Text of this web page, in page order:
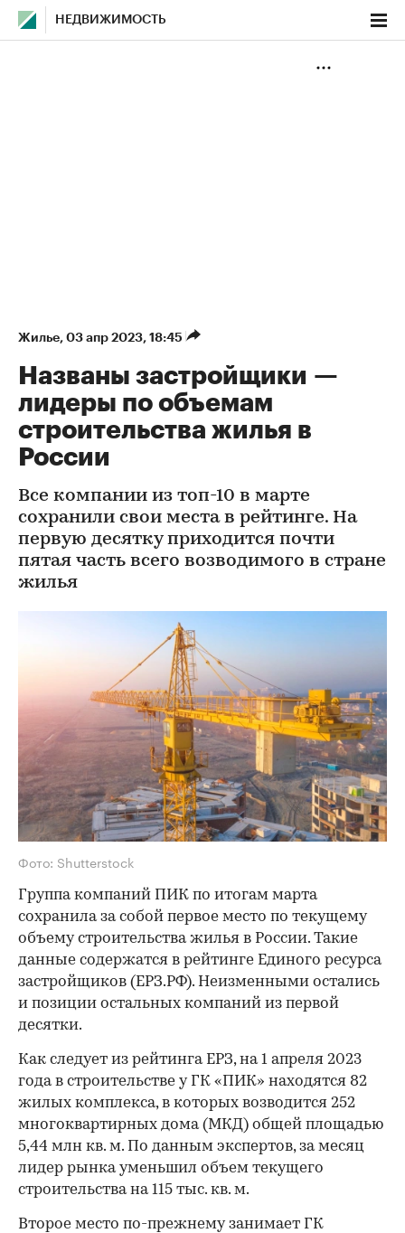
НЕДВИЖИМОСТЬ
Жилье⁠, 03 апр 2023, 18:45
Названы застройщики —
лидеры по объемам
строительства жилья в
России
Все компании из топ-10 в марте
сохранили свои места в рейтинге. На
первую десятку приходится почти
пятая часть всего возводимого в стране
жилья
Фото: Shutterstock
Группа компаний ПИК по итогам марта
сохранила за собой первое место по текущему
объему строительства жилья в России. Такие
данные содержатся в рейтинге Единого ресурса
застройщиков (ЕРЗ.РФ). Неизменными остались
и позиции остальных компаний из первой
десятки.
Как следует из рейтинга ЕРЗ, на 1 апреля 2023
года в строительстве у ГК «ПИК» находятся 82
жилых комплекса, в которых возводится 252
многоквартирных дома (МКД) общей площадью
5,44 млн кв. м. По данным экспертов, за месяц
лидер рынка уменьшил объем текущего
строительства на 115 тыс. кв. м.
Второе место по-прежнему занимает ГК